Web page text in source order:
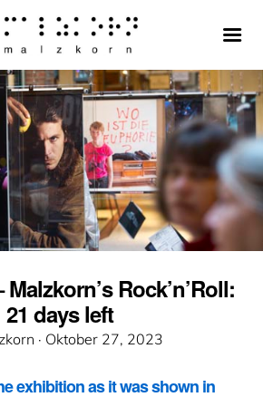
Rock’n’Roll:
21 days left
· Veröffentlicht
Oktober 27, 2023
exhibition as it was shown in